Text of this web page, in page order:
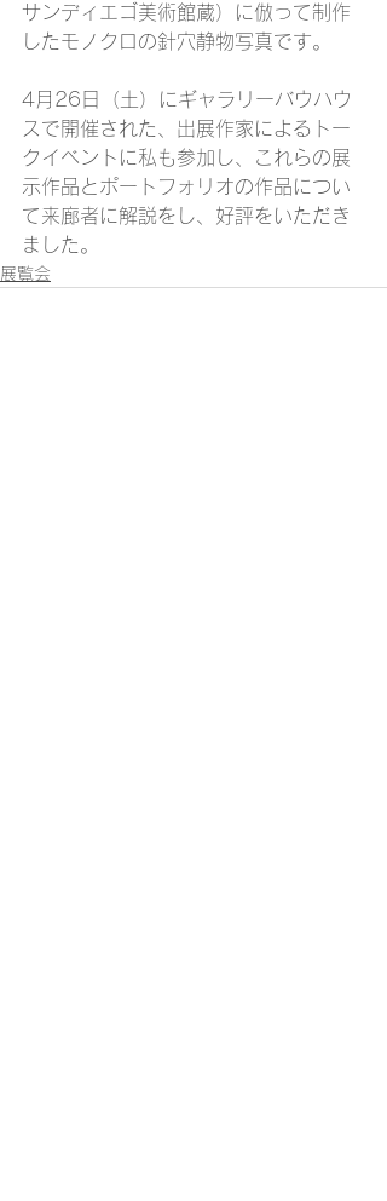
サンディエゴ美術館蔵）に倣って制作
したモノクロの針穴静物写真です。
4月26日（土）にギャラリーバウハウ
スで開催された、出展作家によるトー
クイベントに私も参加し、これらの展
示作品とポートフォリオの作品につい
て来廊者に解説をし、好評をいただき
ました。
展覧会